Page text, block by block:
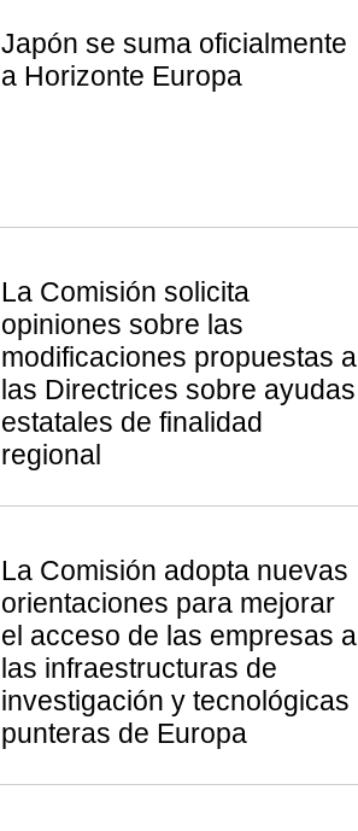
Japón se suma oficialmente
a Horizonte Europa
La Comisión solicita
opiniones sobre las
modificaciones propuestas a
las Directrices sobre ayudas
estatales de finalidad
regional
La Comisión adopta nuevas
orientaciones para mejorar
el acceso de las empresas a
las infraestructuras de
investigación y tecnológicas
punteras de Europa